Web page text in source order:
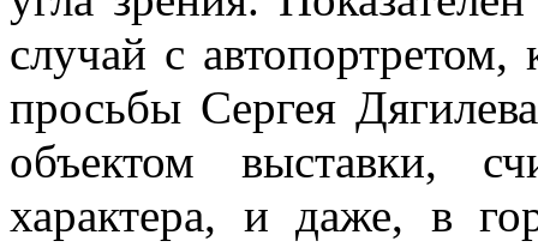
случай с автопортретом,
просьбы Сергея
объектом выставки,
характера, и даже, в